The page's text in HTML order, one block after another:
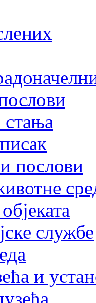
стања
послови
службе
и